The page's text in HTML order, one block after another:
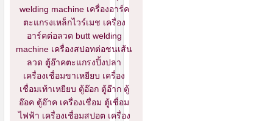
welding machine เครื่องอาร์ค
ตะแกรงเหล็กไวร์เมช เครื่อง
อาร์คต่อลวด butt welding
machine เครื่องสปอทต่อชนเส้น
ลวด ตู้อ๊าคตะแกรงปิ้งปลา
เครื่องเชื่อมขาเหยียบ เครื่อง
เชื่อมเท้าเหยียบ ตู้อ๊อก ตู้อ๊าก ตู้
อ๊อค ตู้อ๊าค เครื่องเชื่อม ตู้เชื่อม
ไฟฟ้า เครื่องเชื่อมสปอต เครื่อง